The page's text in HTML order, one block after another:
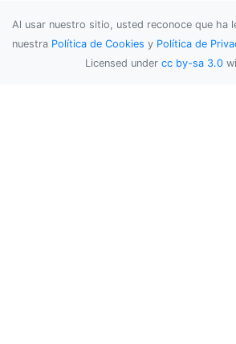
Al usar nuestro sitio, usted reconoce que ha
nuestra Política de Cookies y Política de
Licensed under cc by-sa 3.0